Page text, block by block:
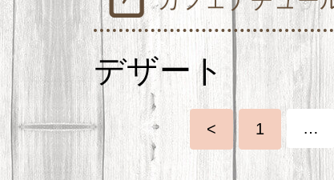
デザート
< 1 …